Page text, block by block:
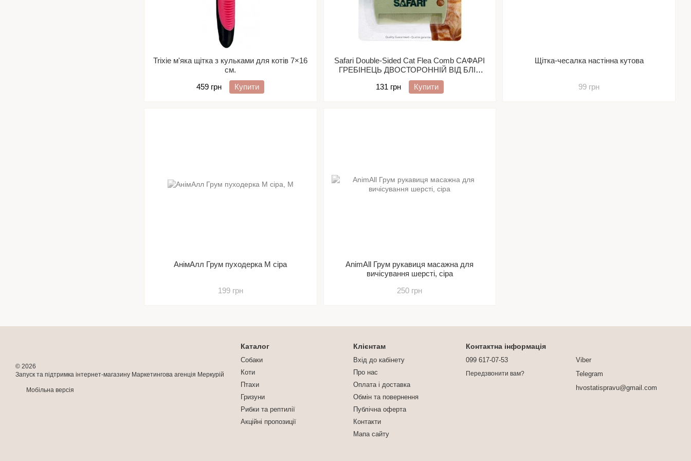
Trixie м'яка щітка з кульками для котів 7×16
см.
459 грн
Купити
Safari Double-Sided Cat Flea Comb САФАРІ
ГРЕБІНЕЦЬ ДВОСТОРОННІЙ ВІД БЛІХ
для котів
131 грн
Купити
Щітка-чесалка настінна кутова
99 грн
АнімАлл Грум пуходерка М сіра
199 грн
AnimAll Грум рукавиця масажна для
вичісування шерсті, сіра
250 грн
© 2026
Запуск та підтримка інтернет-магазину Маркетингова агенція Меркурій
Мобільна версія
Каталог
Собаки
Коти
Птахи
Гризуни
Рибки та рептилії
Акційні пропозиції
Клієнтам
Вхід до кабінету
Про нас
Оплата і доставка
Обмін та повернення
Публічна оферта
Контакти
Мапа сайту
Контактна інформація
099 617-07-53
Передзвонити вам?
Viber
Telegram
hvostatispravu@gmail.com